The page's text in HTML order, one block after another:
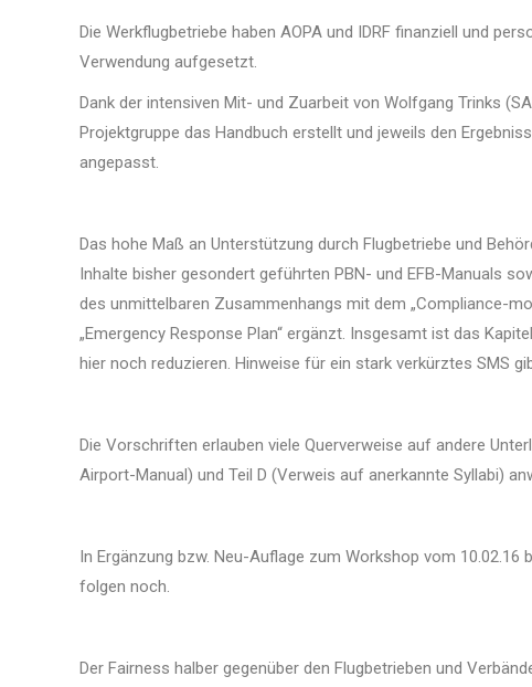
Die Werkflugbetriebe haben AOPA und IDRF finanziell und
Verwendung aufgesetzt.
Dank der intensiven Mit- und Zuarbeit von Wolfgang Trinks
Projektgruppe das Handbuch erstellt und jeweils den
angepasst.
Das hohe Maß an Unterstützung durch Flugbetriebe und
Inhalte bisher gesondert geführten PBN- und EFB-Manuals
des unmittelbaren Zusammenhangs mit dem „Compliance-
„Emergency Response Plan“ ergänzt. Insgesamt ist das
hier noch reduzieren. Hinweise für ein stark verkürztes SMS
Die Vorschriften erlauben viele Querverweise auf andere
Airport-Manual) und Teil D (Verweis auf anerkannte Syllabi)
In Ergänzung bzw. Neu-Auflage zum Workshop vom
folgen noch.
Der Fairness halber gegenüber den Flugbetrieben und